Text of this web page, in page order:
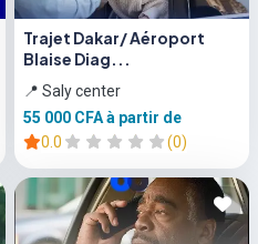
Trajet Dakar/ Aéroport
Blaise Diag...
📍 Saly center
55 000 CFAà partir de
0.0
(0)